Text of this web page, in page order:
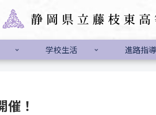
学校生活 進路指導
催！